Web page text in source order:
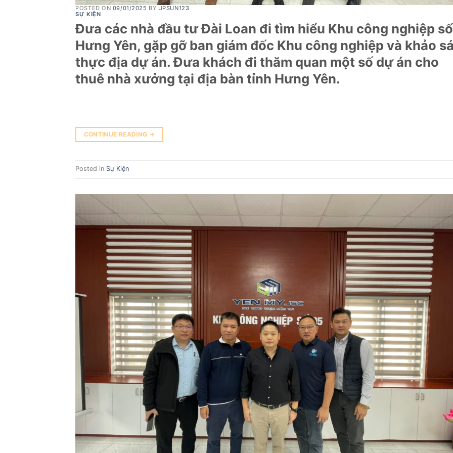
POSTED ON 09/01/2025 BY UPSUN123
SỰ KIỆN
Đưa các nhà đầu tư Đài Loan đi tìm hiểu Khu công nghiệp
Hưng Yên, gặp gỡ ban giám đốc Khu công nghiệp và khảo
thực địa dự án. Đưa khách đi thăm quan một số dự án cho
thuê nhà xưởng tại địa bàn tỉnh Hưng Yên.
CONTINUE READING →
Posted in Sự Kiện